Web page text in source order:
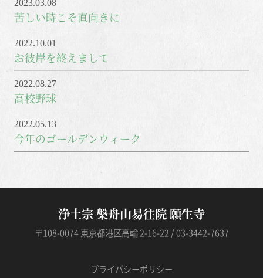
2023.03.08
苦しい時こそ直向きに
2022.10.01
お彼岸を終えまして
2022.08.27
高校野球
2022.05.13
今年のゴールデンウィーク
浄土宗 槃舟山易往院 願生寺
〒108-0074 東京都港区高輪 2-16-22 / 03-3442-7637
プライバシーポリシー